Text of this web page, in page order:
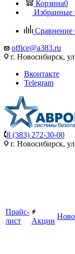
Корзина0
Избранные
Сравнение
office@a383.ru
г. Новосибирск,
Вконтакте
Telegram
8 (383) 272-30-00
г. Новосибирск,
Прайс-
лист
Акции